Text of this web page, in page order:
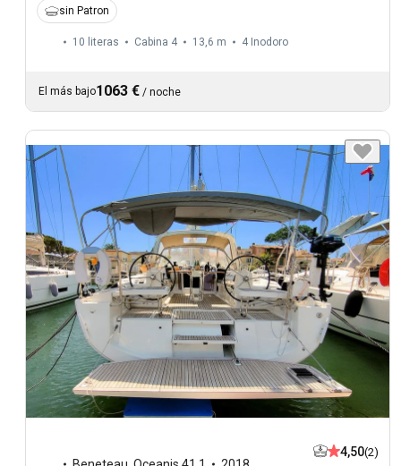
sin Patron
10 literas Cabina 4 13,6 m 4 Inodoro
El más bajo1063 € / noche
4,50(2)